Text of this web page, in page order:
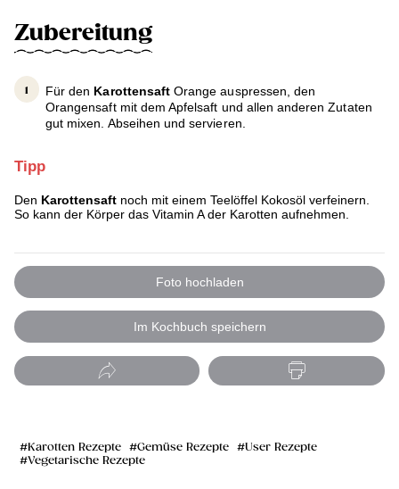
Zubereitung
Für den Karottensaft Orange auspressen, den
Orangensaft mit dem Apfelsaft und allen anderen Zutaten
gut mixen. Abseihen und servieren.
Tipp
Den Karottensaft noch mit einem Teelöffel Kokosöl verfeinern.
So kann der Körper das Vitamin A der Karotten aufnehmen.
Foto hochladen
Im Kochbuch speichern
Karotten Rezepte Gemüse Rezepte
User Rezepte
Vegetarische Rezepte